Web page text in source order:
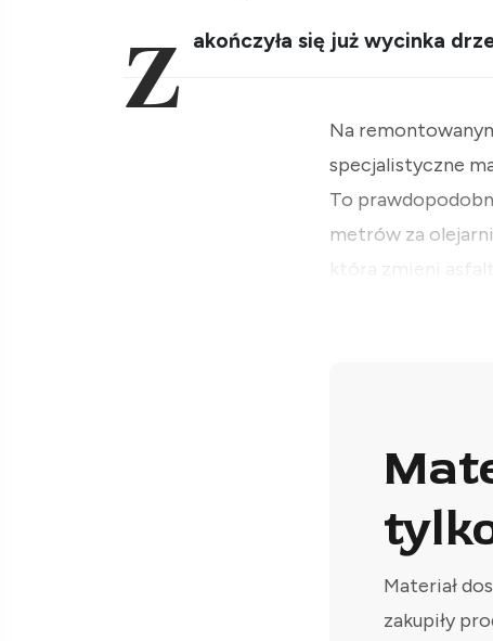
Z akończyła się już wycinka
Na
specjalistyczne
To
metrów za
która zmieni asfalt.
Materiał
zakupiły